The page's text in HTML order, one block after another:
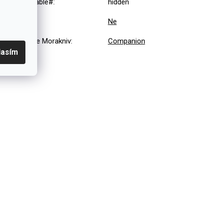
#sizes_table#: hidden
Ne
Serie nože Morakniv: Companion